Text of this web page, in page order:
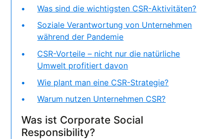
Was sind die wichtigsten CSR-Aktivitäten?
Soziale Verantwortung von Unternehmen
während der Pandemie
CSR-Vorteile – nicht nur die natürliche
Umwelt profitiert davon
Wie plant man eine CSR-Strategie?
Warum nutzen Unternehmen CSR?
Was ist Corporate Social
Responsibility?